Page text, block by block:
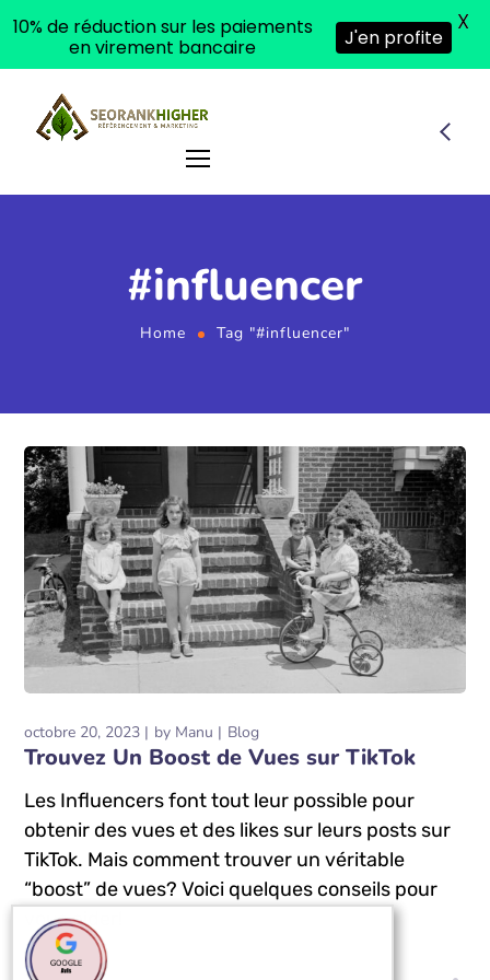
#influencer
Home Tag "#influencer"
octobre 20, 2023 by Manu Blog
Trouvez Un Boost de Vues sur TikTok
Les Influencers font tout leur possible pour
obtenir des vues et des likes sur leurs posts sur
TikTok. Mais comment trouver un véritable
“boost” de vues? Voici quelques conseils pour
vous aider!
10% de réduction sur les paiements
en virement bancaire
J'en profite
X